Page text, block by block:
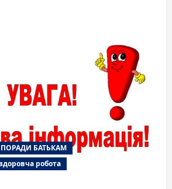
ПОРАДИ БАТЬКАМ
робота